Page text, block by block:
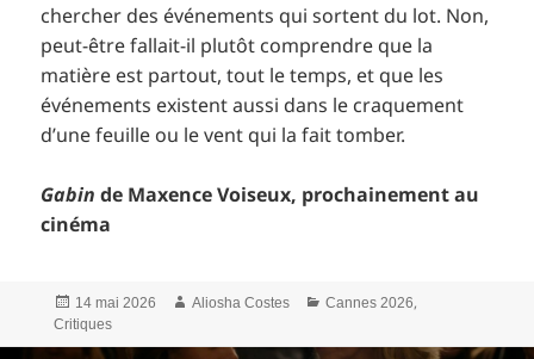
chercher des événements qui sortent du lot. Non,
peut-être fallait-il plutôt comprendre que la
matière est partout, tout le temps, et que les
événements existent aussi dans le craquement
d’une feuille ou le vent qui la fait tomber.
Gabin de Maxence Voiseux, prochainement au
cinéma
Publié
le
14 mai 2026 Auteur
Aliosha Costes Catégories
Cannes 2026,
Critiques